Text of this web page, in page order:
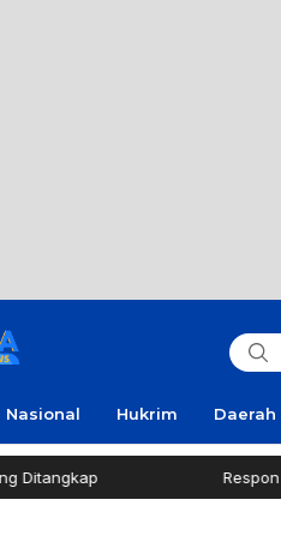
Nasional Hukrim Daerah
Respon Cepat